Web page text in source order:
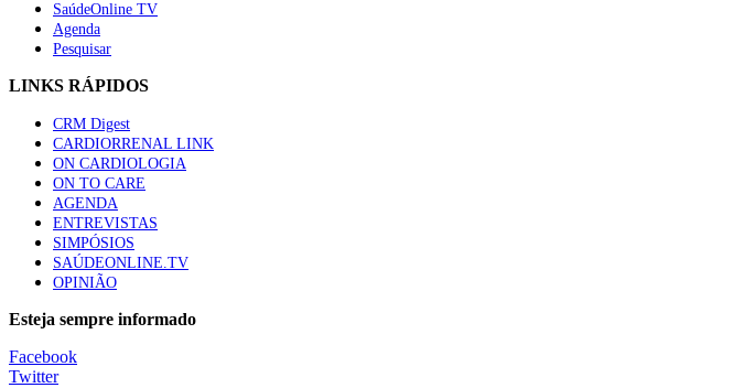
1.º Episódio do Podcast “Frequência Cardio – Sintoniza-te na Insuficiência Cardíaca” da Bayer
58 visualizações
Canábis medicinal e saúde mental
53 visualizações
MAIS NOTÍCIAS
Plataforma criada por estudantes apoia famílias após diagnóstico de demência
SaúdeOnline TV
Agenda
Pesquisar
LINKS RÁPIDOS
CRM Digest
CARDIORRENAL LINK
ON CARDIOLOGIA
ON TO CARE
AGENDA
ENTREVISTAS
SIMPÓSIOS
SAÚDEONLINE.TV
OPINIÃO
Esteja sempre informado
Facebook
Twitter